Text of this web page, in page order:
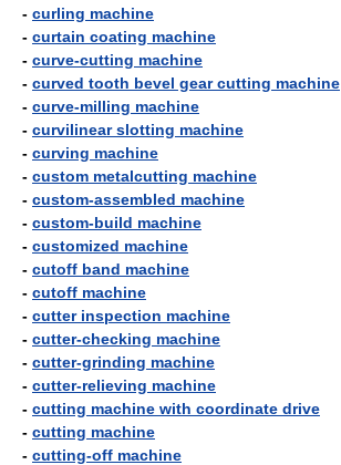
- curling machine
- curtain coating machine
- curve-cutting machine
- curved tooth bevel gear cutting machine
- curve-milling machine
- curvilinear slotting machine
- curving machine
- custom metalcutting machine
- custom-assembled machine
- custom-build machine
- customized machine
- cutoff band machine
- cutoff machine
- cutter inspection machine
- cutter-checking machine
- cutter-grinding machine
- cutter-relieving machine
- cutting machine with coordinate drive
- cutting machine
- cutting-off machine